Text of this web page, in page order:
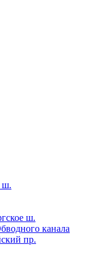
ш.
ш.
канала
пр.